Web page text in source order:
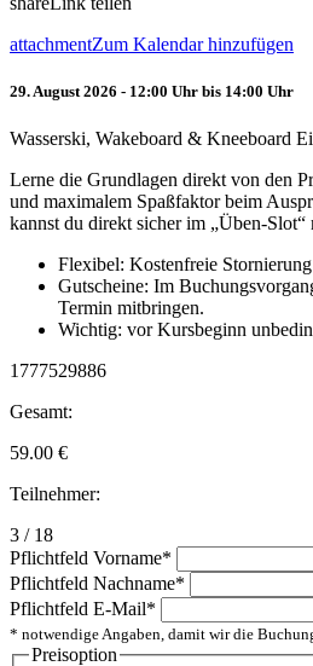
attachmentZum Kalendar hinzufügen
29. August 2026 - 12:00 Uhr bis 14:00 Uhr
Wasserski, Wakeboard & Kneeboard
Lerne die Grundlagen direkt von den
und maximalem Spaßfaktor beim
kannst du direkt sicher im „Üben-Slot“
Flexibel: Kostenfreie
Gutscheine: Im
Termin mitbringen.
Wichtig: vor Kursbeginn
1777529886
Gesamt:
59.00 €
Teilnehmer:
3 / 18
Pflichtfeld Vorname*
Pflichtfeld Nachname*
Pflichtfeld E-Mail*
* notwendige Angaben, damit wir die
Preisoption